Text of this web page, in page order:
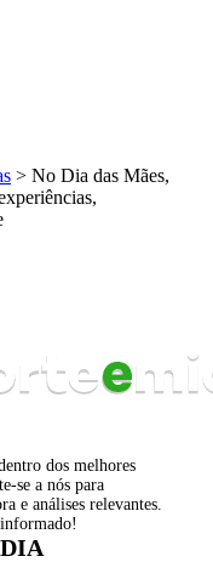
> No Dia das Mães,
dos melhores
se a nós para
e análises relevantes.